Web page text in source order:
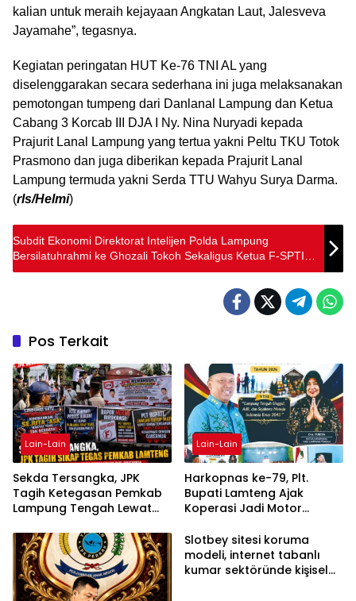
kalian untuk meraih kejayaan Angkatan Laut, Jalesveva
Jayamahe”, tegasnya.
Kegiatan peringatan HUT Ke-76 TNI AL yang
diselenggarakan secara sederhana ini juga melaksanakan
pemotongan tumpeng dari Danlanal Lampung dan Ketua
Cabang 3 Korcab III DJA I Ny. Nina Nuryadi kepada
Prajurit Lanal Lampung yang tertua yakni Peltu TKU Totok
Prasmono dan juga diberikan kepada Prajurit Lanal
Lampung termuda yakni Serda TTU Wahyu Surya Darma.
(rls/Helmi)
Subdit Ekonomi Direktorat Intelijen Polda Lampung
Bersilatuhrahmi ke Ghozali Tokoh Sekaligus Ketua F-SPTI
Panjang
Pos Terkait
Lain-Lain
Sekda Tersangka, JPK
Tagih Ketegasan Pemkab
Lampung Tengah Lewat
Lain-Lain
Harkopnas ke-79, Plt.
Bupati Lamteng Ajak
Koperasi Jadi Motor
Slotbey sitesi koruma
modeli, internet tabanlı
kumar sektöründe kişisel